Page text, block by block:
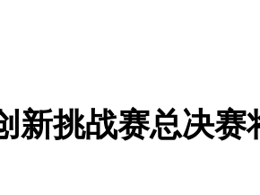
挑战赛总决赛